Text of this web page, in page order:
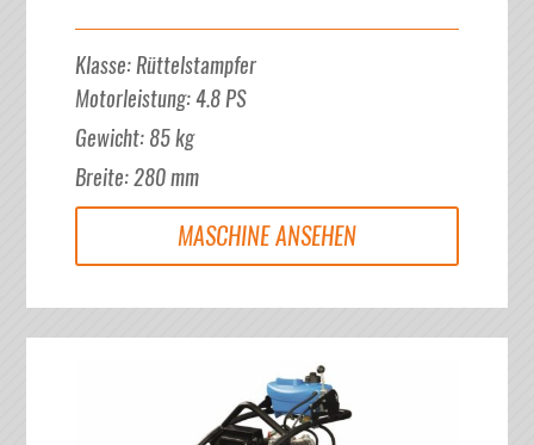
Klasse:Rüttelstampfer
Motorleistung:4.8PS
Gewicht: 85kg
Breite:280mm
MASCHINE ANSEHEN